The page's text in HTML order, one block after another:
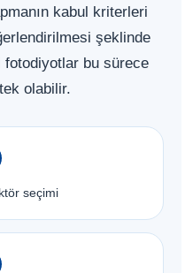
kabul kriterleri
şeklinde
fotodiyotlar bu sürece
olabilir.
seçimi